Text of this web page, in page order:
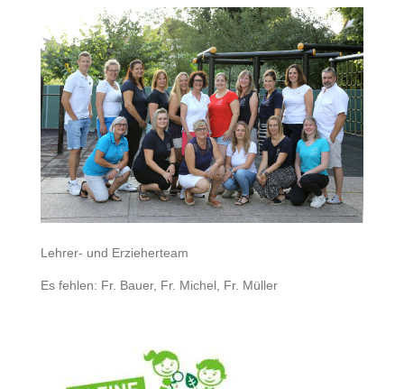
Lehrer- und Erzieherteam
Es fehlen: Fr. Bauer, Fr. Michel, Fr. Müller